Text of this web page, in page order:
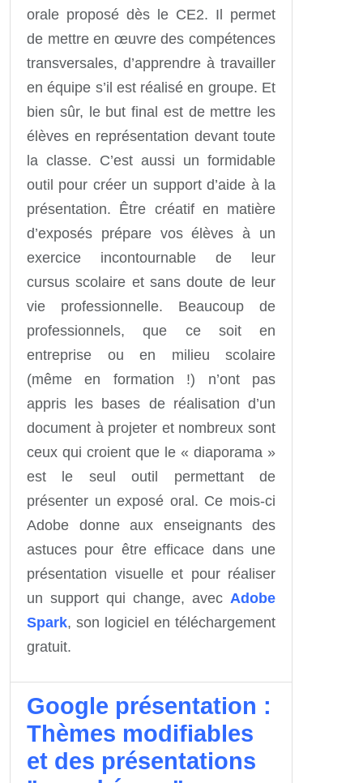
orale proposé dès le CE2. Il permet
de mettre en œuvre des compétences
transversales, d’apprendre à travailler
en équipe s’il est réalisé en groupe. Et
bien sûr, le but final est de mettre les
élèves en représentation devant toute
la classe. C’est aussi un formidable
outil pour créer un support d’aide à la
présentation. Être créatif en matière
d’exposés prépare vos élèves à un
exercice incontournable de leur
cursus scolaire et sans doute de leur
vie professionnelle. Beaucoup de
professionnels, que ce soit en
entreprise ou en milieu scolaire
(même en formation !) n’ont pas
appris les bases de réalisation d’un
document à projeter et nombreux sont
ceux qui croient que le « diaporama »
est le seul outil permettant de
présenter un exposé oral. Ce mois-ci
Adobe donne aux enseignants des
astuces pour être efficace dans une
présentation visuelle et pour réaliser
un support qui change, avec Adobe
Spark, son logiciel en téléchargement
gratuit.
Google présentation :
Thèmes modifiables
et des présentations